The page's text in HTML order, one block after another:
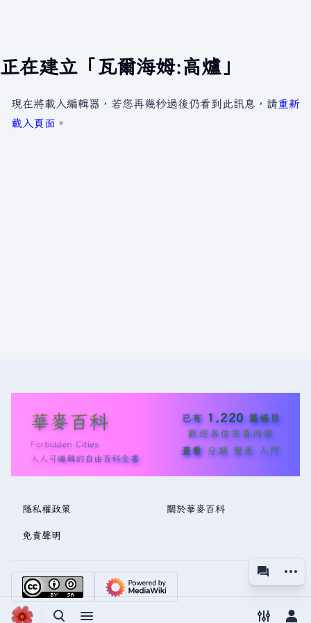
正在建立「瓦爾海姆:高爐」
視圖
更多
現在將載入編輯器，若您再幾秒過後仍看到此訊息，請重新
載入頁面 。
華麥百科
Forbidden Cities
人人可編輯的自由百科全書
已有 1,220 篇條目
歡迎各位完善內容
查看 分類 變更 入門
隱私權政策 關於華麥百科
免責聲明